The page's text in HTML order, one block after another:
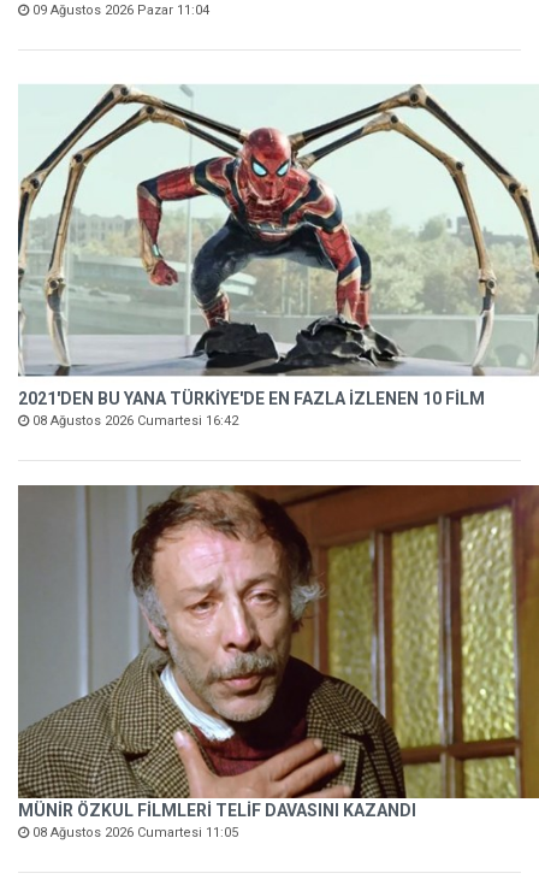
09 Ağustos 2026 Pazar 11:04
2021'DEN BU YANA TÜRKİYE'DE EN FAZLA İZLENEN 10 FİLM
08 Ağustos 2026 Cumartesi 16:42
MÜNİR ÖZKUL FİLMLERİ TELİF DAVASINI KAZANDI
08 Ağustos 2026 Cumartesi 11:05